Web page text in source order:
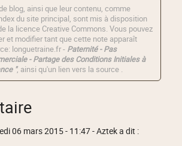
blog, ainsi que leur contenu, comme
du site principal, sont mis à disposition
la licence Creative Commons. Vous pouvez
et modifier tant que cette note apparaît
longuetraine.fr - Paternité - Pas
- Partage des Conditions Initiales à
", ainsi qu'un lien vers la source .
06 mars 2015 - 11:47- Aztek a dit :